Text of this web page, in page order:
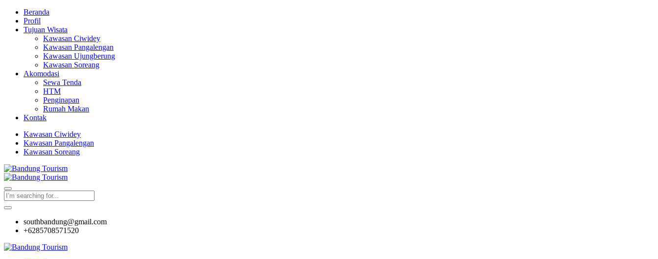
Beranda
Profil
Tujuan Wisata
Kawasan Ciwidey
Kawasan Pangalengan
Kawasan Ujungberung
Kawasan Soreang
Akomodasi
Sewa Tenda
HTM
Penginapan
Rumah Makan
Kontak
Kawasan Ciwidey
Kawasan Pangalengan
Kawasan Soreang
southbandung@gmail.com
+6285708571520